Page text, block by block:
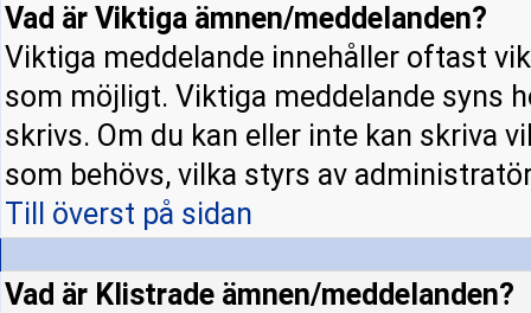
Vad är Viktiga ämnen/meddelanden?
Viktiga meddelande innehåller oftast
som möjligt. Viktiga meddelande syns
skrivs. Om du kan eller inte kan skriva
som behövs, vilka styrs av
Till överst på sidan
Vad är Klistrade ämnen/meddelanden?